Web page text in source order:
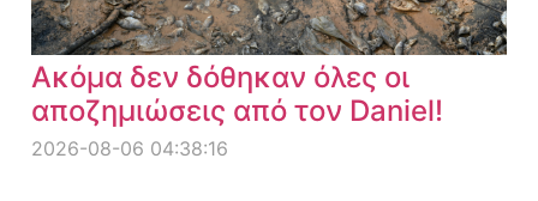
Ακόμα δεν δόθηκαν όλες οι
αποζημιώσεις από τον Daniel!
2026-08-06 04:38:16